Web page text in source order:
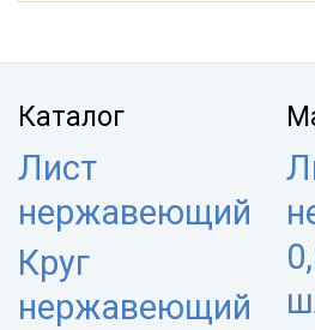
Каталог
Лист
нержавеющий
Круг
нержавеющий